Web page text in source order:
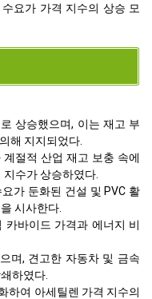
요가 가격 지수의 상승 모
상승했으며, 이는 재고 부
해 지지되었다.
절적 산업 재고 보충 속에
수가 상승하였다.
가 둔화된 건설 및 PVC 활
시사한다.
카바이드 가격과 에너지 비
며, 견고한 자동차 및 금속
하였다.
하여 아세틸렌 가격 지수의